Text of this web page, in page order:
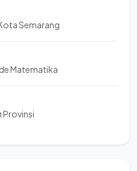
Semarang
Matematika
Provinsi